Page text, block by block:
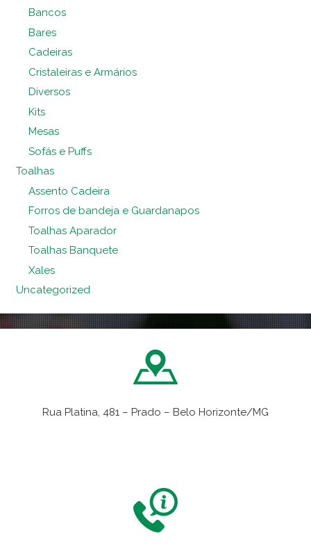
Bancos
Bares
Cadeiras
Cristaleiras e Armários
Diversos
Kits
Mesas
Sofás e Puffs
Toalhas
Assento Cadeira
Forros de bandeja e Guardanapos
Toalhas Aparador
Toalhas Banquete
Xales
Uncategorized
Rua Platina, 481 – Prado – Belo Horizonte/MG